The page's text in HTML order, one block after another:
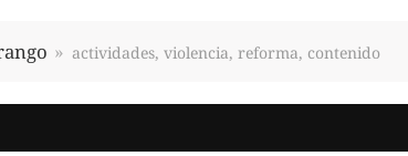
actividades, violencia, reforma, contenido